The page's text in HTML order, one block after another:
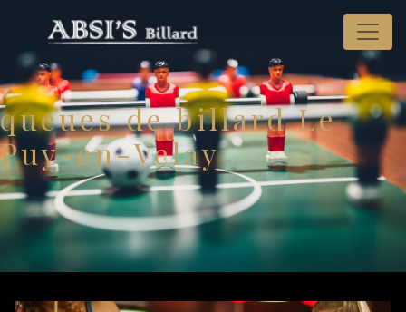
queues de billard Le
Puy-en-Velay